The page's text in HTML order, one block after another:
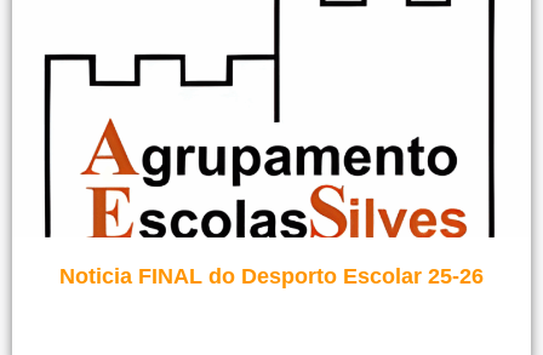
Ver notícia
Noticia FINAL do Desporto Escolar 25-26